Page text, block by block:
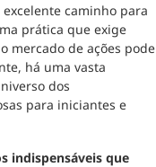
caminho para
prática que exige
mercado de ações pode
há uma vasta
dos
para iniciantes e
indispensáveis que